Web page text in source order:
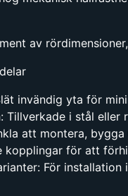
av
invändig yta för
Tillverkade i stål
att montera, bygga
kopplingar för att
För installation